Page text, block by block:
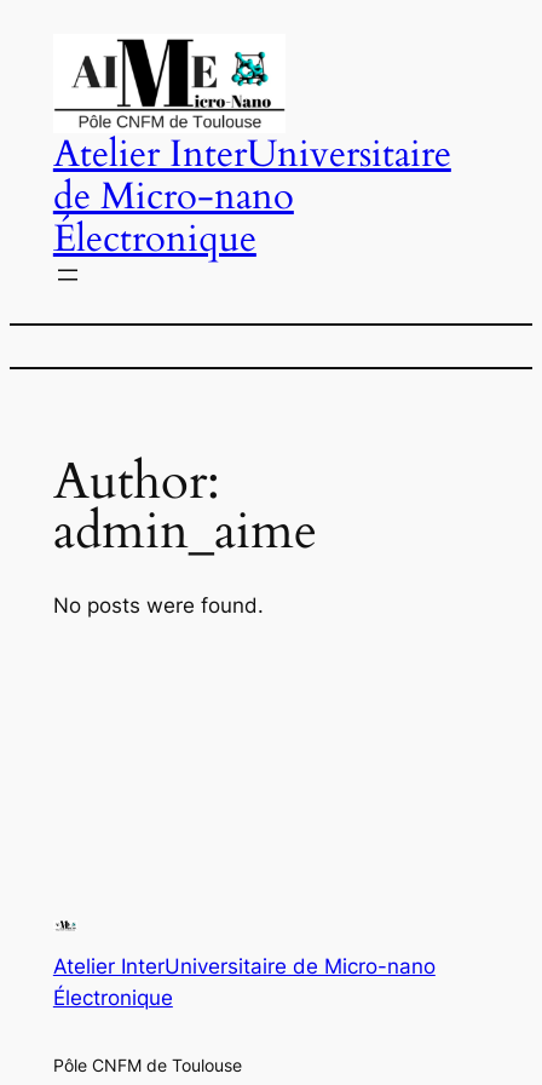
content
Atelier InterUniversitaire
de Micro-nano
Électronique
Author:
admin_aime
No posts were found.
Atelier InterUniversitaire de Micro-nano
Électronique
Pôle CNFM de Toulouse